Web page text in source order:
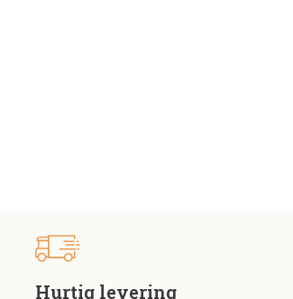
Hurtig levering